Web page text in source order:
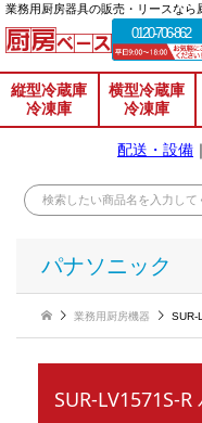
業務⽤厨房器具の販売・リースなら
0120-706-862
縦型冷蔵庫
冷凍庫
横型冷蔵庫
冷凍庫
配送・設備
パナソニック
業務用厨房機器 SUR-
SUR-LV1571S-